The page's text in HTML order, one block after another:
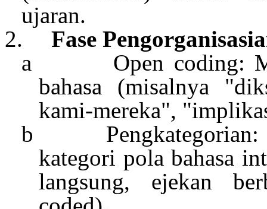
ujaran.
2.
Fase
a
Open coding:
bahasa (misalnya "
kami-mereka", "
b
Pengkategorian
kategori pola bahasa
langsung, ejekan